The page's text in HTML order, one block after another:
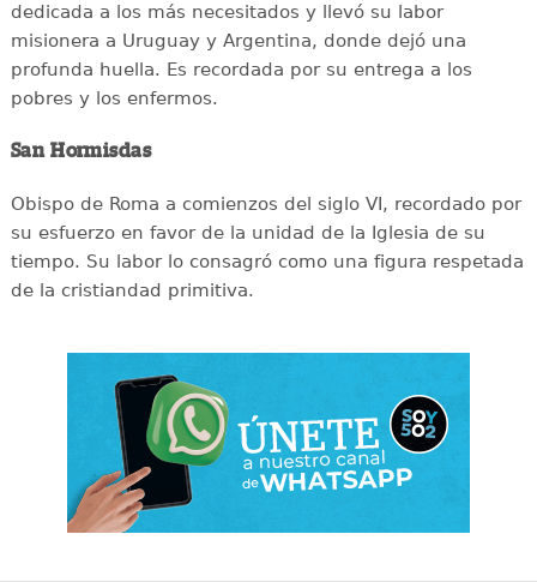
dedicada a los más necesitados y llevó su labor
misionera a Uruguay y Argentina, donde dejó una
profunda huella. Es recordada por su entrega a los
pobres y los enfermos.
San Hormisdas
Obispo de Roma a comienzos del siglo VI, recordado por
su esfuerzo en favor de la unidad de la Iglesia de su
tiempo. Su labor lo consagró como una figura respetada
de la cristiandad primitiva.